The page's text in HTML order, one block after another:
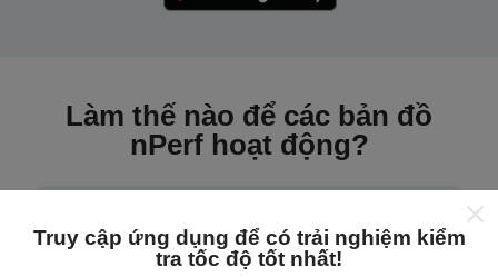
Làm thế nào để các bản đồ
nPerf hoạt động?
Truy cập ứng dụng để có trải nghiệm kiểm
tra tốc độ tốt nhất!